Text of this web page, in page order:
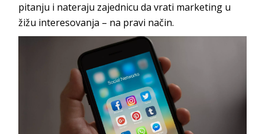
pitanju i nateraju zajednicu da vrati marketing u
žižu interesovanja – na pravi način.